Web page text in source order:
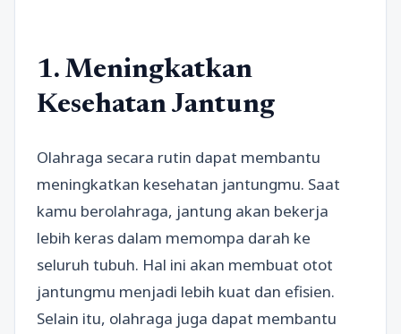
1. Meningkatkan
Kesehatan Jantung
Olahraga secara rutin dapat membantu
meningkatkan kesehatan jantungmu. Saat
kamu berolahraga, jantung akan bekerja
lebih keras dalam memompa darah ke
seluruh tubuh. Hal ini akan membuat otot
jantungmu menjadi lebih kuat dan efisien.
Selain itu, olahraga juga dapat membantu